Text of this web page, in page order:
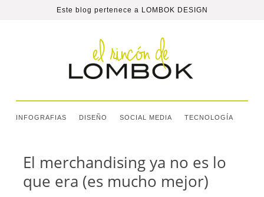
Este blog pertenece a LOMBOK DESIGN
INFOGRAFIAS DISEÑO SOCIAL MEDIA TECNOLOGÍA
El merchandising ya no es lo
que era (es mucho mejor)